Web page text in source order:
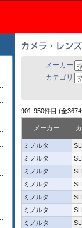
メーカー
カテゴリ
901-950件目 (全
メーカー
ミノルタ
ミノルタ
ミノルタ
ミノルタ
ミノルタ
ミノルタ
ミノルタ